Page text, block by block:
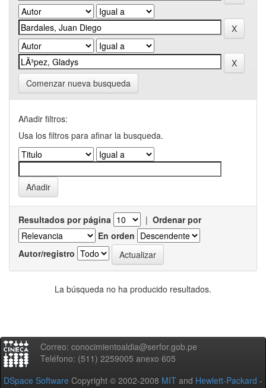
Comenzar nueva busqueda
Añadir filtros:
Usa los filtros para afinar la busqueda.
Resultados por página | Ordenar por
En orden
Autor/registro
La búsqueda no ha producido resultados.
Correo: conocimientoaldia@serfor.gob.pe
Teléfono: (511) 2259005 anexo 605
DSpace Software Copyright © 2002-2008 MIT and Hewlett-Packard -